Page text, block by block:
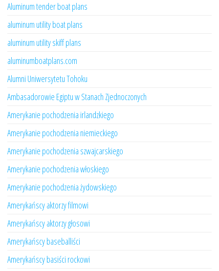
Aluminum tender boat plans
aluminum utility boat plans
aluminum utility skiff plans
aluminumboatplans.com
Alumni Uniwersytetu Tohoku
Ambasadorowie Egiptu w Stanach Zjednoczonych
Amerykanie pochodzenia irlandzkiego
Amerykanie pochodzenia niemieckiego
Amerykanie pochodzenia szwajcarskiego
Amerykanie pochodzenia włoskiego
Amerykanie pochodzenia żydowskiego
Amerykańscy aktorzy filmowi
Amerykańscy aktorzy głosowi
Amerykańscy baseballiści
Amerykańscy basiści rockowi